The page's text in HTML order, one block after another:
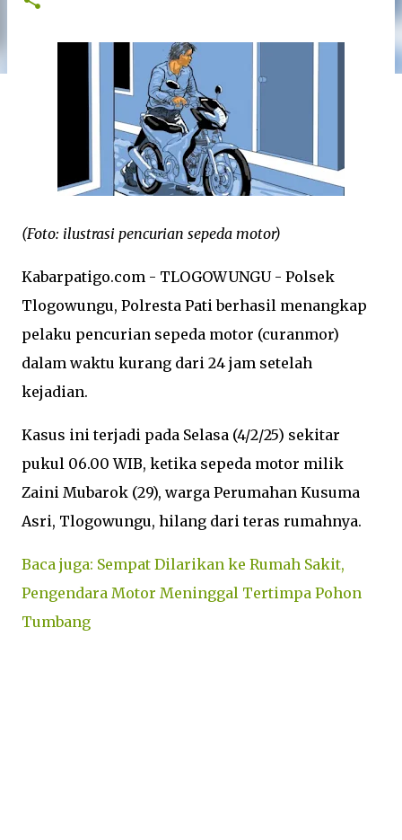
(Foto: ilustrasi pencurian sepeda motor)
Kabarpatigo.com - TLOGOWUNGU - Polsek
Tlogowungu, Polresta Pati berhasil menangkap
pelaku pencurian sepeda motor (curanmor)
dalam waktu kurang dari 24 jam setelah
kejadian.
Kasus ini terjadi pada Selasa (4/2/25) sekitar
pukul 06.00 WIB, ketika sepeda motor milik
Zaini Mubarok (29), warga Perumahan Kusuma
Asri, Tlogowungu, hilang dari teras rumahnya.
Baca juga: Sempat Dilarikan ke Rumah Sakit,
Pengendara Motor Meninggal Tertimpa Pohon
Tumbang